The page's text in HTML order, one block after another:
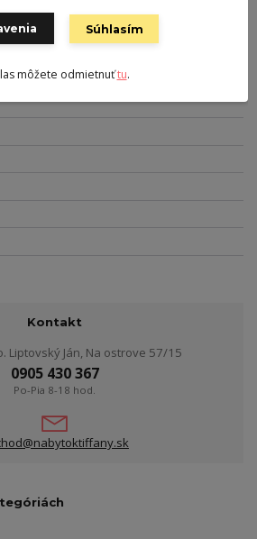
Kontakt
Liptovský Ján, Na ostrove 57/15
0905 430 367
Po-Pia 8-18 hod.
Súhlasím
môžete odmietnuťtu.